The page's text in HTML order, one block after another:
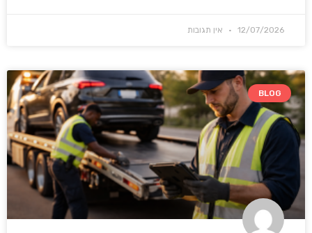
12/07/2026 אין תגובות
BLOG